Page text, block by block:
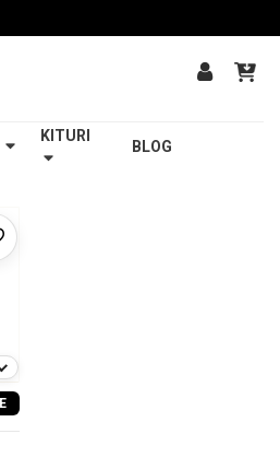
KITURI
BLOG